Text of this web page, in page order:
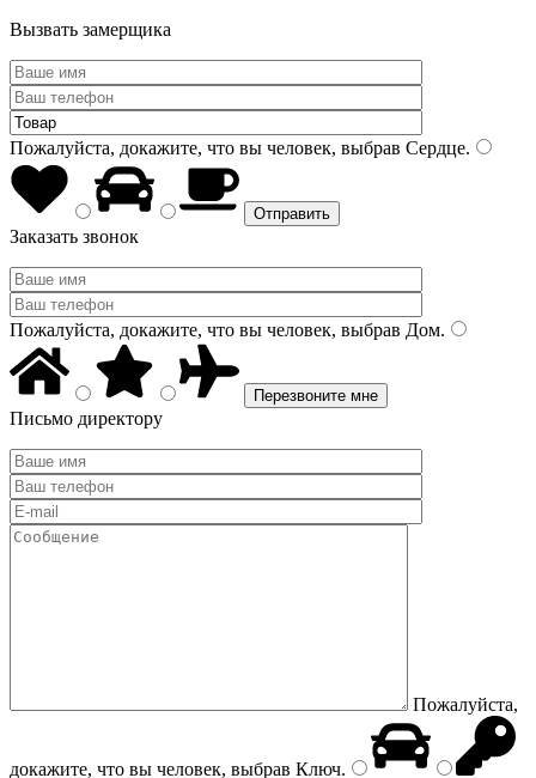
Вызвать замерщика
Пожалуйста, докажите, что вы человек, выбрав Сердце.
Заказать звонок
Пожалуйста, докажите, что вы человек, выбрав Дом.
Письмо директору
Пожалуйста,
докажите, что вы человек, выбрав Ключ.